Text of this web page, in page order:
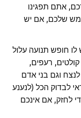
אתם תפגינו
שלכם, אם יש
לו חופש תנועה עלול
רעפים,
וגם בני אדם
לבדוק הכל (לנענע
לחזק, אם אינכם